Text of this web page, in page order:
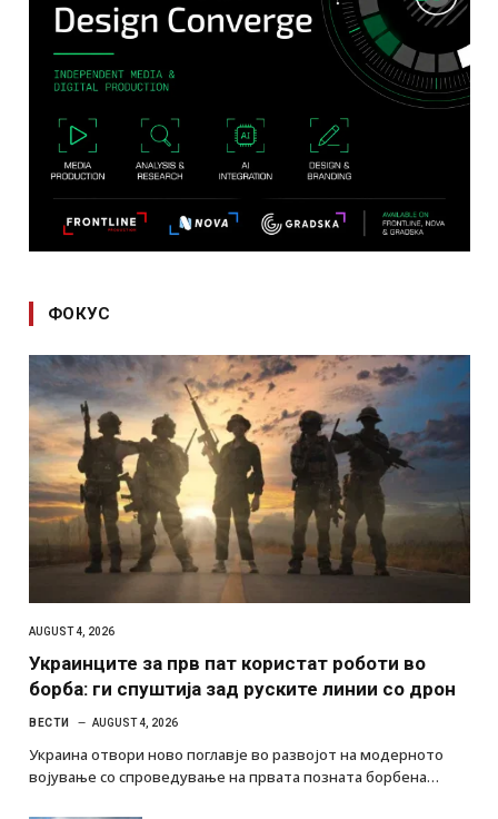
ФОКУС
AUGUST 4, 2026
Украинците за прв пат користат роботи во
борба: ги спуштија зад руските линии со дрон
ВЕСТИ AUGUST 4, 2026
Украина отвори ново поглавје во развојот на модерното
војување со спроведување на првата позната борбена…